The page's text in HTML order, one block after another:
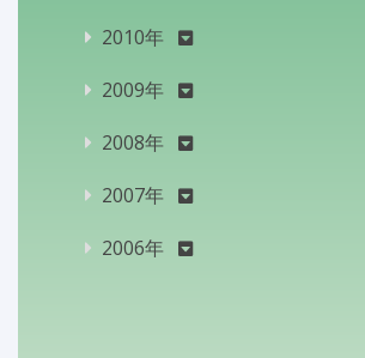
2010年
2009年
2008年
2007年
2006年